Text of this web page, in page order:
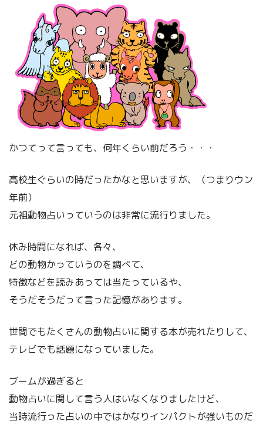
かつてって言っても、何年くらい前だろう・・・
高校生ぐらいの時だったかなと思いますが、（つまりウン
年前）
元祖動物占いっていうのは非常に流行りました。
休み時間になれば、各々、
どの動物かっていうのを調べて、
特徴などを読みあっては当たっているや、
そうだそうだって言った記憶があります。
世間でもたくさんの動物占いに関する本が売れたりして、
テレビでも話題になっていました。
ブームが過ぎると
動物占いに関して言う人はいなくなりましたけど、
当時流行った占いの中ではかなりインパクトが強いものだ